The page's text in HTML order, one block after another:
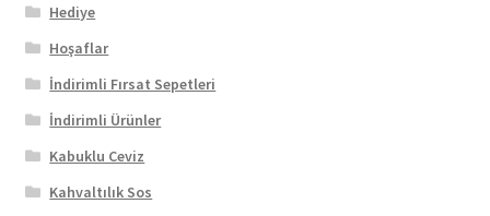
Hediye
Hoşaflar
İndirimli Fırsat Sepetleri
İndirimli Ürünler
Kabuklu Ceviz
Kahvaltılık Sos